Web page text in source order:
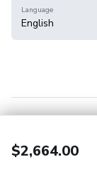
$2,664.00
Language
English